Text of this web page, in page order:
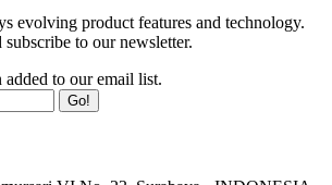
evolving product features and technology.
to our newsletter.
added to our email list.
Go!